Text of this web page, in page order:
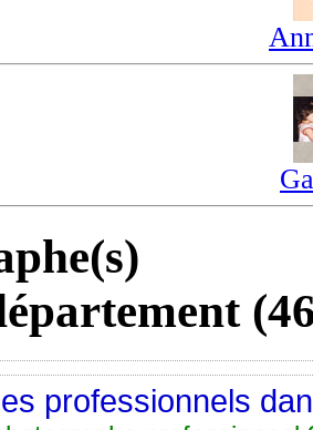
professionnels